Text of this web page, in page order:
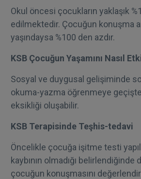
Okul öncesi çocukların yaklaşık
edilmektedir. Çocuğun konuşma
yaşındaysa %100 den azdır.
KSB Çocuğun Yaşamını Nasıl
Sosyal ve duygusal gelişiminde
okuma-yazma öğrenmeye
eksikliği oluşabilir.
KSB Terapisinde Teşhis-tedavi
Öncelikle çocuğa işitme testi
kaybının olmadığı
çocuğun konuşmasını